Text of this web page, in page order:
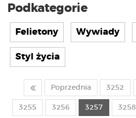
Podkategorie
Felietony Wywiady
Styl życia
Poprzednia 3252
3255 3256 3257 3258